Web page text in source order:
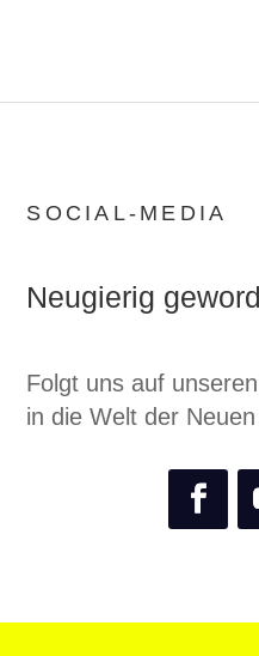
SOCIAL-MEDIA
Neugierig
Folgt uns auf
in die Welt der